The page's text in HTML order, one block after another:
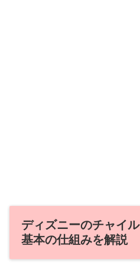
ディズニーのチャイ
基本の仕組みを解説